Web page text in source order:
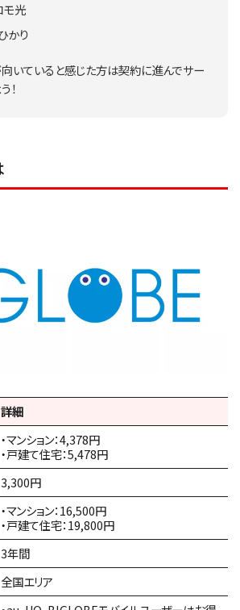
モ光
かり
いていると感じた方は契約に進んでサー
！
詳細
・マンション：4,378円
・戸建て住宅：5,478円
3,300円
・マンション：16,500円
・戸建て住宅：19,800円
3年間
全国エリア